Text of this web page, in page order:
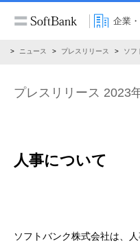
企業
ニュース プレスリリース ソフ
プレスリリース 2023
人事について
ソフトバンク株式会社は、